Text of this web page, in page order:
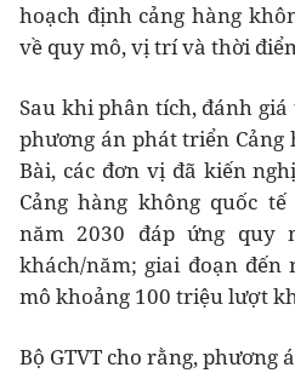
hoạch định cảng hàng
về quy mô, vị trí và thời
Sau khi phân tích, đánh
phương án phát triển Cảng
Bài, các đơn vị đã kiến
Cảng hàng không quốc
năm 2030 đáp ứng
khách/năm; giai đoạn đến
mô khoảng 100 triệu lượt
Bộ GTVT cho rằng, phương